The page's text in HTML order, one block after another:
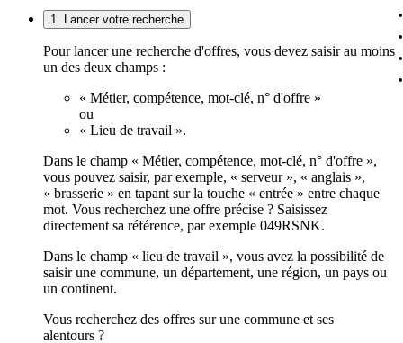
1. Lancer votre recherche
Pour lancer une recherche d'offres, vous devez saisir au moins
un des deux champs :
« Métier, compétence, mot-clé, n° d'offre »
ou
« Lieu de travail ».
Dans le champ « Métier, compétence, mot-clé, n° d'offre »,
vous pouvez saisir, par exemple, « serveur », « anglais »,
« brasserie » en tapant sur la touche « entrée » entre chaque
mot. Vous recherchez une offre précise ? Saisissez
directement sa référence, par exemple 049RSNK.
Dans le champ « lieu de travail », vous avez la possibilité de
saisir une commune, un département, une région, un pays ou
un continent.
Vous recherchez des offres sur une commune et ses
alentours ?